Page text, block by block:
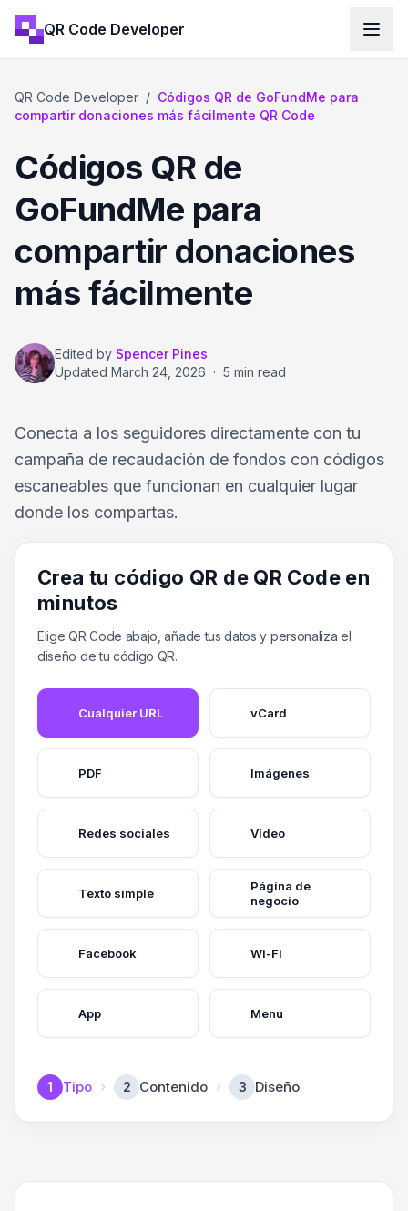
QR Code Developer
QR Code Developer / Códigos QR de GoFundMe para
compartir donaciones más fácilmente QR Code
Códigos QR de
GoFundMe para
compartir donaciones
más fácilmente
Edited by Spencer Pines
Updated March 24, 2026 · 5 min read
Conecta a los seguidores directamente con tu
campaña de recaudación de fondos con códigos
escaneables que funcionan en cualquier lugar
donde los compartas.
Crea tu código QR de QR Code en
minutos
Elige QR Code abajo, añade tus datos y personaliza el
diseño de tu código QR.
Cualquier URL vCard
PDF Imágenes
Redes sociales Vídeo
Texto simple
Página de
negocio
Facebook Wi-Fi
App Menú
1 Tipo 2 Contenido 3 Diseño